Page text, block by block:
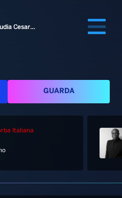
Marco Guacci e Claudia Cesaroni
GUARDA
Italiana